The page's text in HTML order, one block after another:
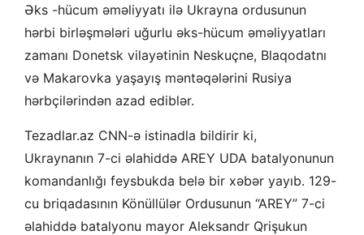
Əks -hücum əməliyyatı ilə Ukrayna ordusunun
hərbi birləşmələri uğurlu əks-hücum əməliyyatları
zamanı Donetsk vilayətinin Neskuçne, Blaqodatnı
və Makarovka yaşayış məntəqələrini Rusiya
hərbçilərindən azad ediblər.
Tezadlar.az CNN-ə istinadla bildirir ki,
Ukraynanın 7-ci əlahiddə AREY UDA batalyonunun
komandanlığı feysbukda belə bir xəbər yayıb. 129-
cu briqadasının Könüllülər Ordusunun “AREY” 7-ci
əlahiddə batalyonu mayor Aleksandr Qrişukun